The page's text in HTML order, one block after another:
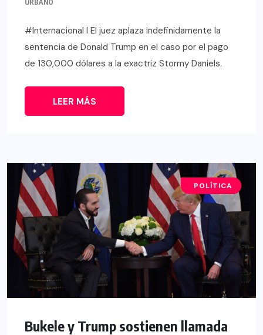
URBANO
#Internacional l El juez aplaza indefinidamente la
sentencia de Donald Trump en el caso por el pago
de 130,000 dólares a la exactriz Stormy Daniels.
LEER MÁS
NACIONAL
POLÍTICA
Bukele y Trump sostienen llamada